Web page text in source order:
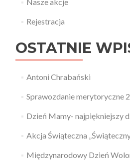
Rejestracja
OSTATNIE
Antoni Chrabański
Sprawozdanie merytoryczne
Dzień Mamy- najpiękniejszy
Akcja Świąteczna
Międzynarodowy Dzień